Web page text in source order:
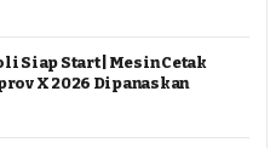
Siap Start | Mesin Cetak
X 2026 Dipanaskan